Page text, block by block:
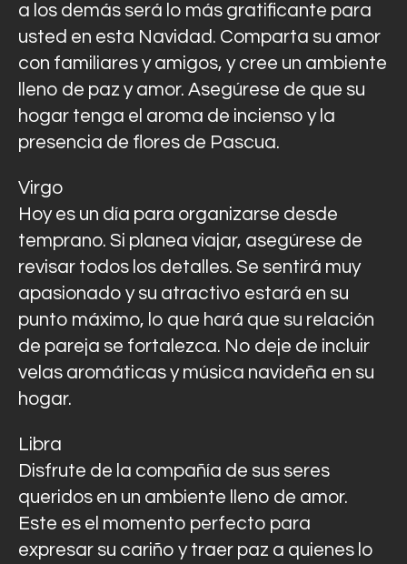
a los demás será lo más gratificante para
usted en esta Navidad. Comparta su amor
con familiares y amigos, y cree un ambiente
lleno de paz y amor. Asegúrese de que su
hogar tenga el aroma de incienso y la
presencia de flores de Pascua.
Virgo
Hoy es un día para organizarse desde
temprano. Si planea viajar, asegúrese de
revisar todos los detalles. Se sentirá muy
apasionado y su atractivo estará en su
punto máximo, lo que hará que su relación
de pareja se fortalezca. No deje de incluir
velas aromáticas y música navideña en su
hogar.
Libra
Disfrute de la compañía de sus seres
queridos en un ambiente lleno de amor.
Este es el momento perfecto para
expresar su cariño y traer paz a quienes lo